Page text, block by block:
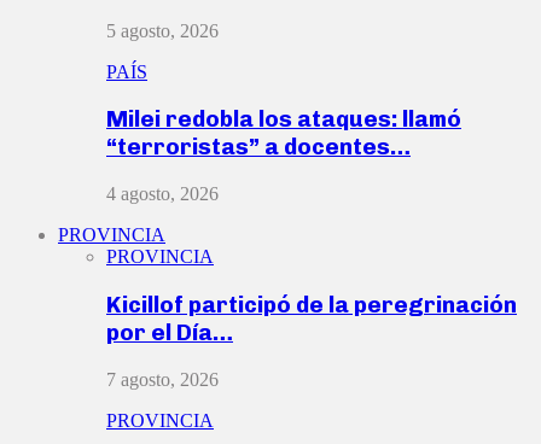
5 agosto, 2026
PAÍS
Milei redobla los ataques: llamó
“terroristas” a docentes…
4 agosto, 2026
PROVINCIA
PROVINCIA
Kicillof participó de la peregrinación
por el Día…
7 agosto, 2026
PROVINCIA